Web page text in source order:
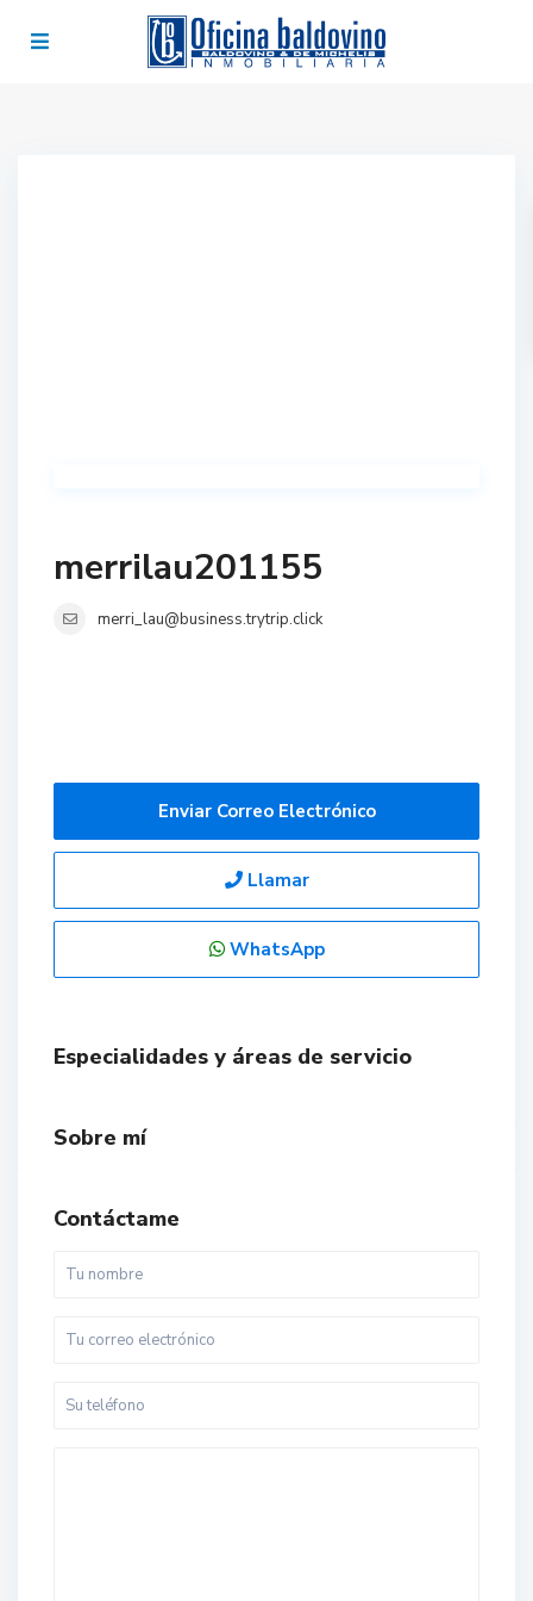
merrilau201155
merri_lau@business.trytrip.click
Enviar Correo Electrónico
Llamar
WhatsApp
Especialidades y áreas de servicio
Sobre mí
Contáctame